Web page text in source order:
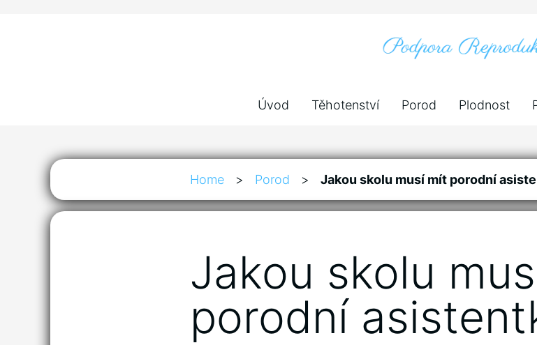
Úvod Těhotenství Porod Plodnost
Home > Porod > Jakou skolu musí mít porodní
Jakou skolu
porodní